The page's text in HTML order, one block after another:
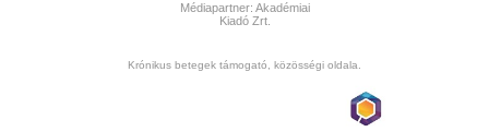
Médiapartner: Akadémiai
Kiadó Zrt.
Krónikus betegek támogató, közösségi oldala.